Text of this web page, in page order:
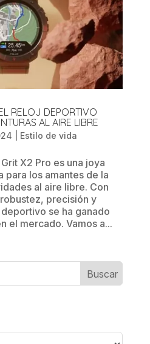
RELOJ DEPORTIVO
AL AIRE LIBRE
Estilo de vida
X2 Pro es una joya
para los amantes de la
al aire libre. Con
precisión y
se ha ganado
el mercado. Vamos a...